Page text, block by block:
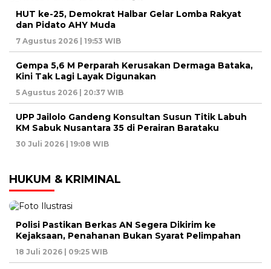
HUT ke-25, Demokrat Halbar Gelar Lomba Rakyat
dan Pidato AHY Muda
7 Agustus 2026 | 19:53 WIB
Gempa 5,6 M Perparah Kerusakan Dermaga Bataka,
Kini Tak Lagi Layak Digunakan
5 Agustus 2026 | 20:37 WIB
UPP Jailolo Gandeng Konsultan Susun Titik Labuh
KM Sabuk Nusantara 35 di Perairan Barataku
30 Juli 2026 | 19:08 WIB
HUKUM & KRIMINAL
Polisi Pastikan Berkas AN Segera Dikirim ke
Kejaksaan, Penahanan Bukan Syarat Pelimpahan
18 Juli 2026 | 09:25 WIB